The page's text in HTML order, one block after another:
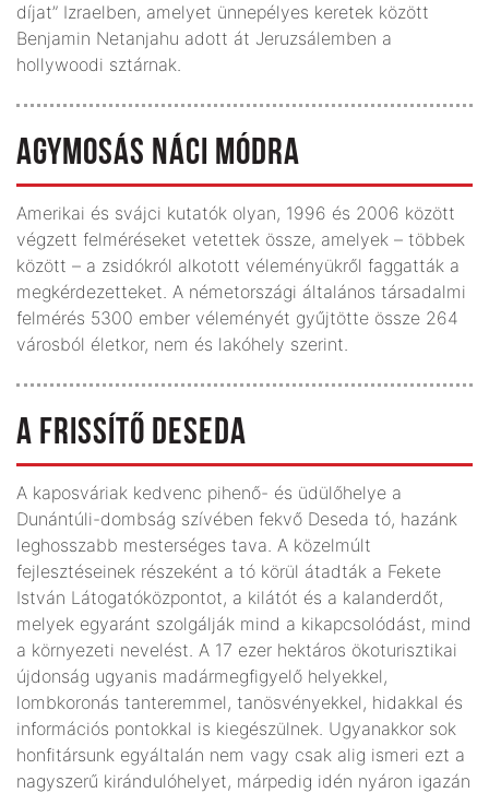
díjat” Izraelben, amelyet ünnepélyes keretek között
Benjamin Netanjahu adott át Jeruzsálemben a
hollywoodi sztárnak.
AGYMOSÁS NÁCI MÓDRA
Amerikai és svájci kutatók olyan, 1996 és 2006 között
végzett felméréseket vetettek össze, amelyek – többek
között – a zsidókról alkotott véleményükről faggatták a
megkérdezetteket. A németországi általános társadalmi
felmérés 5300 ember véleményét gyűjtötte össze 264
városból életkor, nem és lakóhely szerint.
A FRISSÍTŐ DESEDA
A kaposváriak kedvenc pihenő- és üdülőhelye a
Dunántúli-dombság szívében fekvő Deseda tó, hazánk
leghosszabb mesterséges tava. A közelmúlt
fejlesztéseinek részeként a tó körül átadták a Fekete
István Látogatóközpontot, a kilátót és a kalanderdőt,
melyek egyaránt szolgálják mind a kikapcsolódást, mind
a környezeti nevelést. A 17 ezer hektáros ökoturisztikai
újdonság ugyanis madármegfigyelő helyekkel,
lombkoronás tanteremmel, tanösvényekkel, hidakkal és
információs pontokkal is kiegészülnek. Ugyanakkor sok
honfitársunk egyáltalán nem vagy csak alig ismeri ezt a
nagyszerű kirándulóhelyet, márpedig idén nyáron igazán